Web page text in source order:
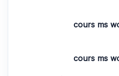
cours ms
cours ms